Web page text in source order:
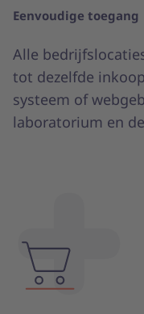
Eenvoudige toegang
Alle
tot dezelfde
systeem of
laboratorium en